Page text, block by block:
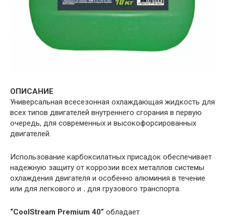
ОПИСАНИЕ
Универсальная всесезонная охлаждающая жидкость для
всех типов двигателей внутреннего сгорания в первую
очередь, для современных и высокофорсированных
двигателей.
Использование карбоксилатных присадок обеспечивает
надежную защиту от коррозии всех металлов системы
охлаждения двигателя и особенно алюминия в течение
или для легкового и . для грузового транспорта.
“CoolStream Premium 40” обладает